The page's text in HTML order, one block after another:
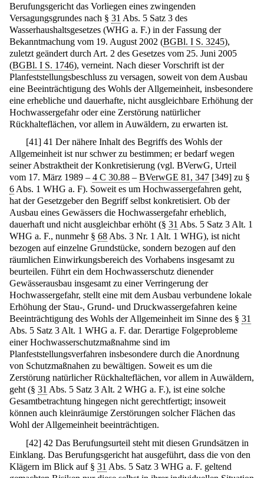
Berufungsgericht das Vorliegen eines zwingenden
Versagungsgrundes nach § 31 Abs. 5 Satz 3 des
Wasserhaushaltsgesetzes (WHG a. F.) in der Fassung der
Bekanntmachung vom 19. August 2002 (BGBl. I S. 3245),
zuletzt geändert durch Art. 2 des Gesetzes vom 25. Juni 2005
(BGBl. I S. 1746), verneint. Nach dieser Vorschrift ist der
Planfeststellungsbeschluss zu versagen, soweit von dem Ausbau
eine Beeinträchtigung des Wohls der Allgemeinheit, insbesondere
eine erhebliche und dauerhafte, nicht ausgleichbare Erhöhung der
Hochwassergefahr oder eine Zerstörung natürlicher
Rückhalteflächen, vor allem in Auwäldern, zu erwarten ist.
[41] 41 Der nähere Inhalt des Begriffs des Wohls der
Allgemeinheit ist nur schwer zu bestimmen; er bedarf wegen
seiner Abstraktheit der Konkretisierung (vgl. BVerwG, Urteil
vom 17. März 1989 – 4 C 30.88 – BVerwGE 81, 347 [349] zu §
6 Abs. 1 WHG a. F). Soweit es um Hochwassergefahren geht,
hat der Gesetzgeber den Begriff selbst konkretisiert. Ob der
Ausbau eines Gewässers die Hochwassergefahr erheblich,
dauerhaft und nicht ausgleichbar erhöht (§ 31 Abs. 5 Satz 3 Alt. 1
WHG a. F., nunmehr § 68 Abs. 3 Nr. 1 Alt. 1 WHG), ist nicht
bezogen auf einzelne Grundstücke, sondern bezogen auf den
räumlichen Einwirkungsbereich des Vorhabens insgesamt zu
beurteilen. Führt ein dem Hochwasserschutz dienender
Gewässerausbau insgesamt zu einer Verringerung der
Hochwassergefahr, stellt eine mit dem Ausbau verbundene lokale
Erhöhung der Stau-, Grund- und Druckwassergefahren keine
Beeinträchtigung des Wohls der Allgemeinheit im Sinne des § 31
Abs. 5 Satz 3 Alt. 1 WHG a. F. dar. Derartige Folgeprobleme
einer Hochwasserschutzmaßnahme sind im
Planfeststellungsverfahren insbesondere durch die Anordnung
von Schutzmaßnahen zu bewältigen. Soweit es um die
Zerstörung natürlicher Rückhalteflächen, vor allem in Auwäldern,
geht (§ 31 Abs. 5 Satz 3 Alt. 2 WHG a. F.), ist eine solche
Gesamtbetrachtung hingegen nicht gerechtfertigt; insoweit
können auch kleinräumige Zerstörungen solcher Flächen das
Wohl der Allgemeinheit beeinträchtigen.
[42] 42 Das Berufungsurteil steht mit diesen Grundsätzen in
Einklang. Das Berufungsgericht hat ausgeführt, dass die von den
Klägern im Blick auf § 31 Abs. 5 Satz 3 WHG a. F. geltend